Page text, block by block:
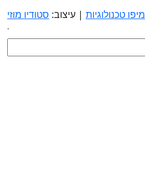
מיפו טכנולוגיות | עיצוב: סטודיו מוזי
.